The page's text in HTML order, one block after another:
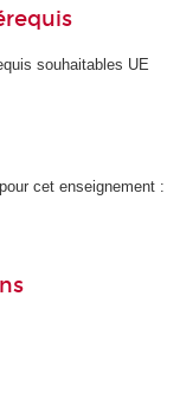
souhaitables UE
cet enseignement :